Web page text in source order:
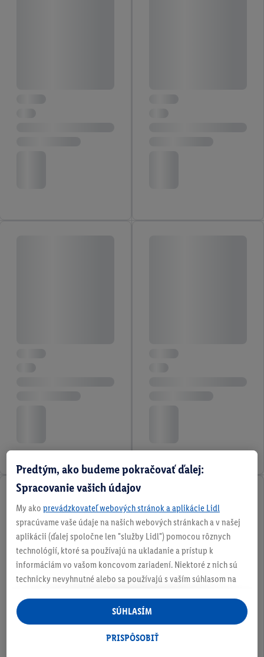
Predtým, ako budeme pokračovať ďalej:
Spracovanie vašich údajov
My ako prevádzkovateľ webových stránok a aplikácie Lidl
spracúvame vaše údaje na našich webových stránkach a v našej
aplikácii (ďalej spoločne len "služby Lidl") pomocou rôznych
technológií, ktoré sa používajú na ukladanie a prístup k
informáciám vo vašom koncovom zariadení. Niektoré z nich sú
technicky nevyhnutné alebo sa používajú s vaším súhlasom na
personalizovanú reklamu v rámci služieb Lidl aj mimo nich. Ak
ste účastníkom programu Lidl Plus, na tieto účely sa spracúvajú
aj údaje z vášho nákupného správania v obchode.
PRISPÔSOBIŤ
SÚHLASÍM